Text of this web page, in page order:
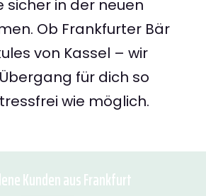
sicher in der neuen
Ob Frankfurter Bär
von Kassel – wir
für dich so
wie möglich.
Kunden aus Frankfurt